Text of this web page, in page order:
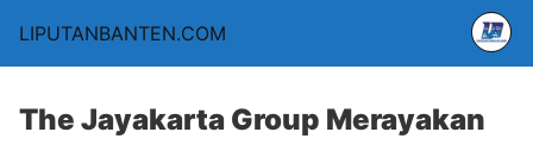
LIPUTANBANTEN.COM
The Jayakarta Group Merayakan